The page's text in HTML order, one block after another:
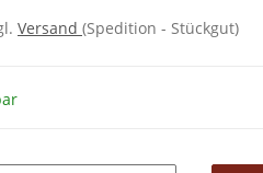
Versand (Spedition - Stückgut)